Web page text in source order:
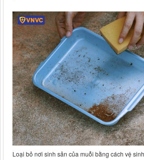
Loại bỏ nơi sinh sản của muỗi bằng cách vệ